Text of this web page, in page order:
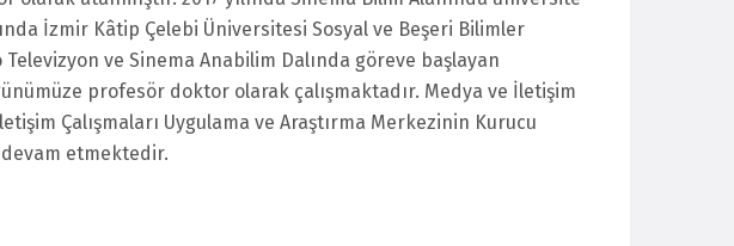
İzmir Kâtip Çelebi Üniversitesi Sosyal ve Beşeri Bilimler
ve Sinema Anabilim Dalında göreve başlayan
profesör doktor olarak çalışmaktadır. Medya ve İletişim
Çalışmaları Uygulama ve Araştırma Merkezinin Kurucu
etmektedir.